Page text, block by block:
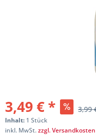
3,49 € * 3,99
Inhalt: 1 Stück
inkl. MwSt.zzgl. Versandkosten